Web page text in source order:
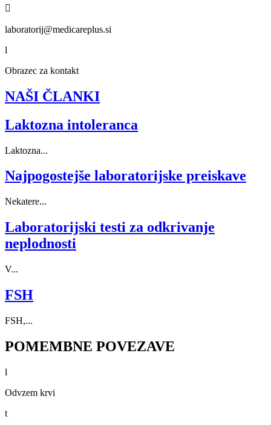

laboratorij@medicareplus.si
l
Obrazec za kontakt
NAŠI ČLANKI
Laktozna intoleranca
Laktozna...
Najpogostejše laboratorijske preiskave
Nekatere...
Laboratorijski testi za odkrivanje
neplodnosti
V...
FSH
FSH,...
POMEMBNE POVEZAVE
l
Odvzem krvi
t